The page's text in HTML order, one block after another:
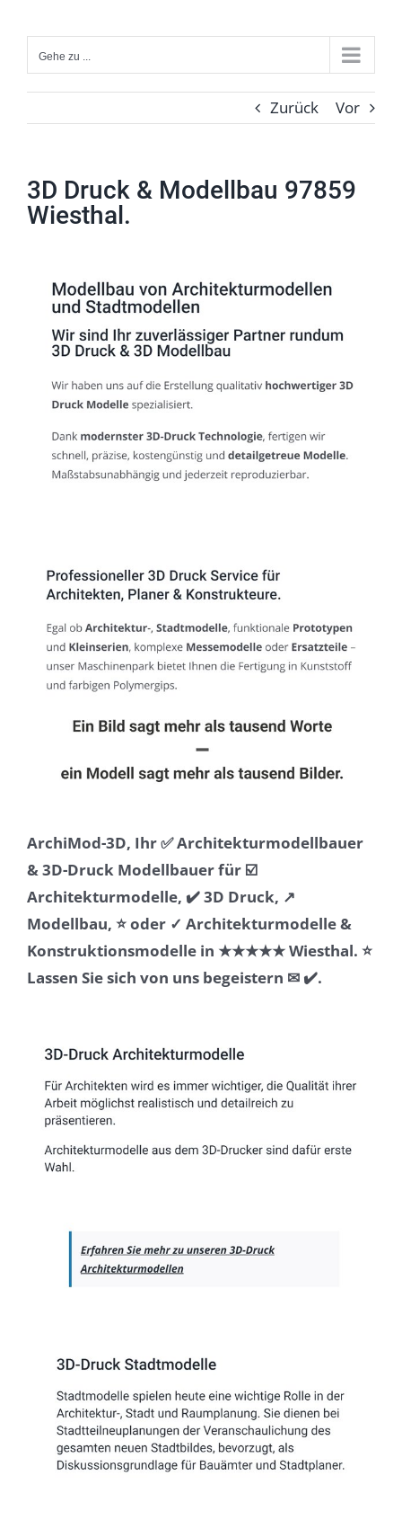
Inhalt
springenGehe zu ...
Zurück Vor
3D Druck & Modellbau 97859
Wiesthal.
ArchiMod-3D, Ihr ✅ Architekturmodellbauer
& 3D-Druck Modellbauer für ☑️
Architekturmodelle, ✔️ 3D Druck, ↗️
Modellbau, ⭐ oder ✓ Architekturmodelle &
Konstruktionsmodelle in ★★★★★ Wiesthal. ⭐
Lassen Sie sich von uns begeistern ✉ ✔️.